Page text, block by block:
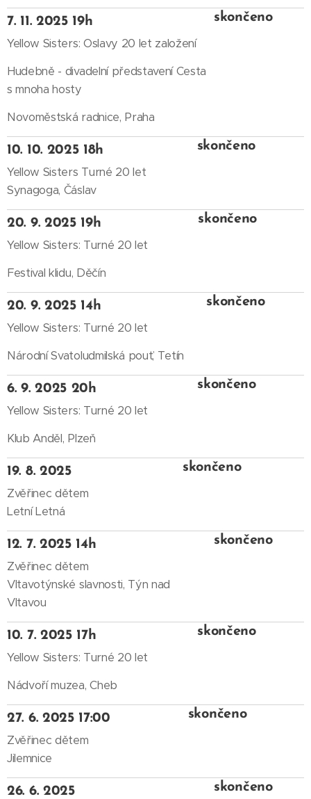
7. 11. 2025 19h
Yellow Sisters: Oslavy 20 let založení
Hudebně - divadelní představení Cesta
s mnoha hosty
Novoměstská radnice, Praha
skončeno
10. 10. 2025 18h
Yellow Sisters Turné 20 let
Synagoga, Čáslav
skončeno
20. 9. 2025 19h
Yellow Sisters: Turné 20 let
Festival klidu, Děčín
skončeno
20. 9. 2025 14h
Yellow Sisters: Turné 20 let
Národní Svatoludmilská pouť, Tetín
skončeno
6. 9. 2025 20h
Yellow Sisters: Turné 20 let
Klub Anděl, Plzeň
skončeno
19. 8. 2025
Zvěřinec dětem
Letní Letná
skončeno
12. 7. 2025 14h
Zvěřinec dětem
Vltavotýnské slavnosti, Týn nad
Vltavou
skončeno
10. 7. 2025 17h
Yellow Sisters: Turné 20 let
Nádvoří muzea, Cheb
skončeno
27. 6. 2025 17:00
Zvěřinec dětem
Jilemnice
skončeno
26. 6. 2025 skončeno